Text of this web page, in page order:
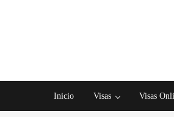
Inicio Visas Visas